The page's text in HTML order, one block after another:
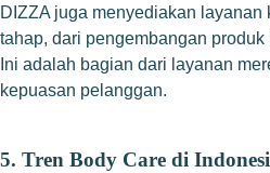
DIZZA juga menyediakan
tahap, dari pengembangan
Ini adalah bagian dari layanan
kepuasan pelanggan.
5. Tren Body Care di